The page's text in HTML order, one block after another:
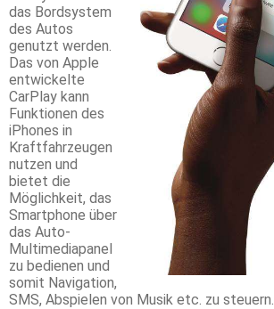
das Bordsystem
des Autos
genutzt werden.
Das von Apple
entwickelte
CarPlay kann
Funktionen des
iPhones in
Kraftfahrzeugen
nutzen und
bietet die
Möglichkeit, das
Smartphone über
das Auto-
Multimediapanel
zu bedienen und
somit Navigation,
SMS, Abspielen von Musik etc. zu steuern.